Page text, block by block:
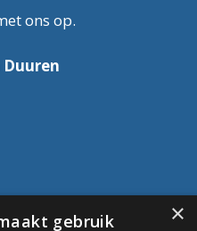
ons op.
Duuren
zijn nu af te
kan alleen met
×
gebruik